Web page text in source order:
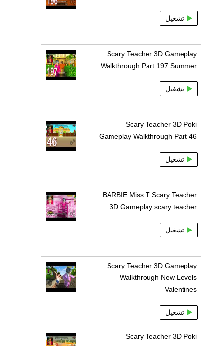
تشغيل
Scary Teacher 3D Gameplay
Walkthrough Part 197 Summer
تشغيل
Scary Teacher 3D Poki
Gameplay Walkthrough Part 46
تشغيل
BARBIE Miss T Scary Teacher
3D Gameplay scary teacher
تشغيل
Scary Teacher 3D Gameplay
Walkthrough New Levels
Valentines
تشغيل
Scary Teacher 3D Poki